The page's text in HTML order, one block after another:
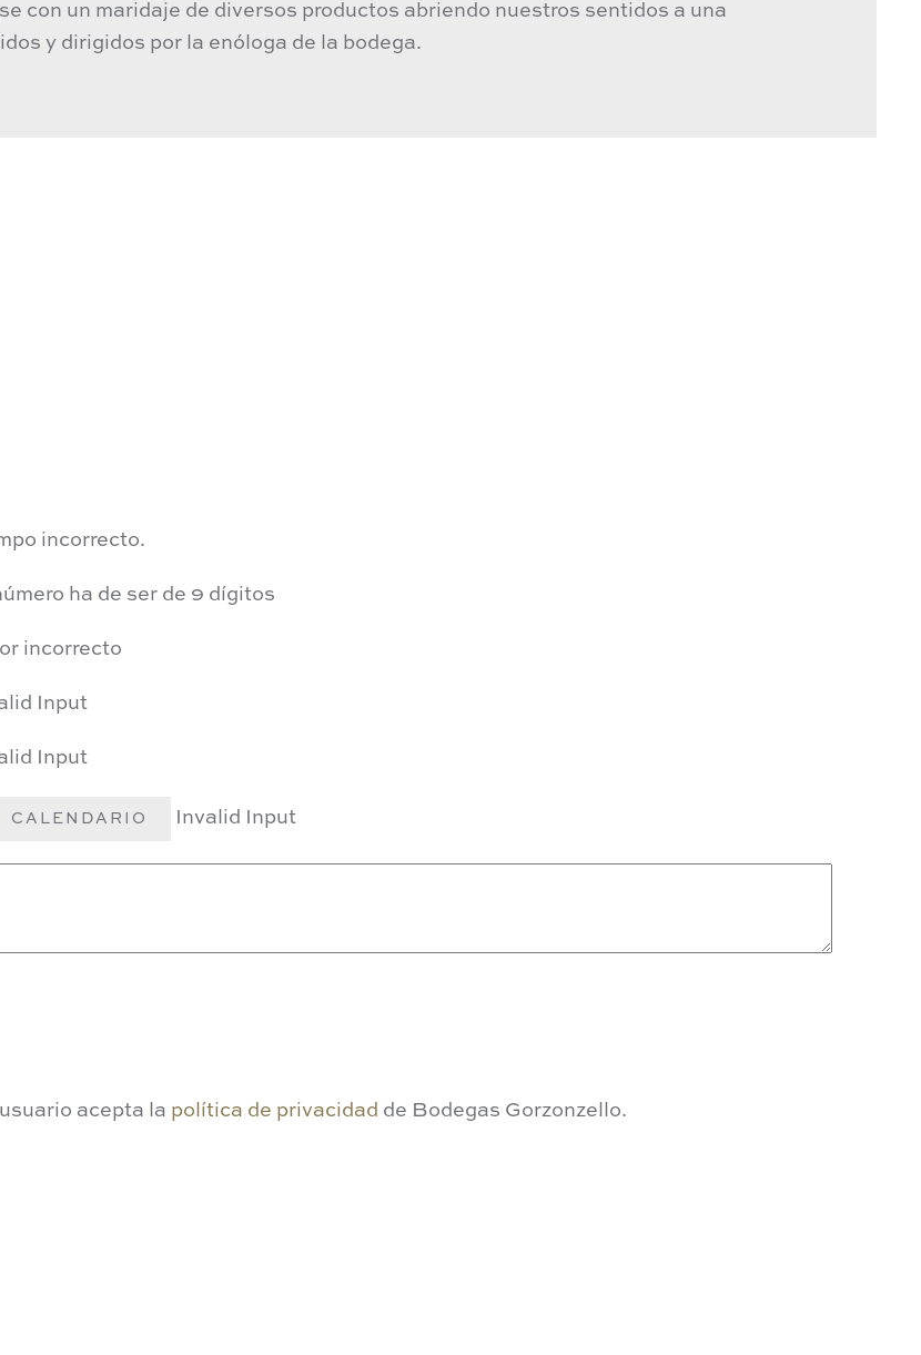
con un maridaje de diversos productos abriendo nuestros sentidos a una
y dirigidos por la enóloga de la bodega.
incorrecto.
ha de ser de 9 dígitos
incorrecto
Input
Input
CALENDARIO Invalid Input
acepta la política de privacidad de Bodegas Gorzonzello.